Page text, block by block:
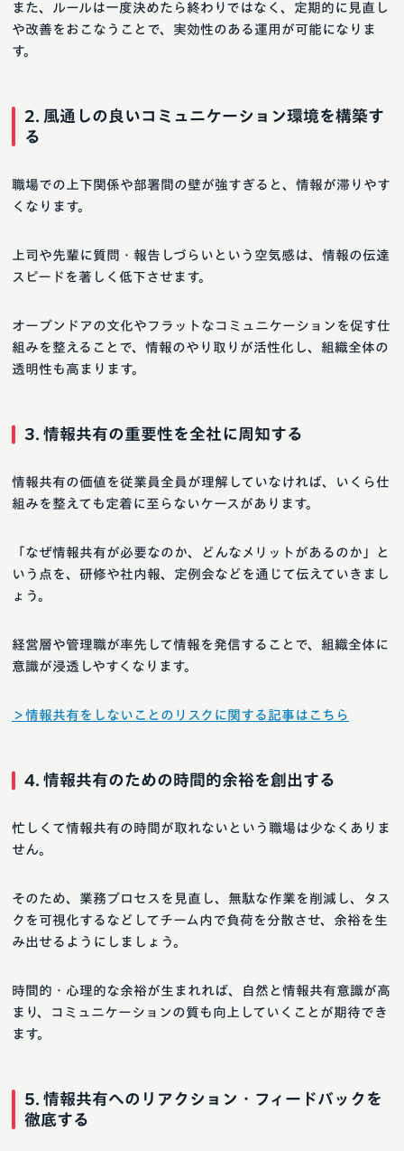
また、ルールは一度決めたら終わりではなく、定期的に見直し
や改善をおこなうことで、実効性のある運用が可能になりま
す。
2. 風通しの良いコミュニケーション環境を構築す
る
職場での上下関係や部署間の壁が強すぎると、情報が滞りやす
くなります。
上司や先輩に質問・報告しづらいという空気感は、情報の伝達
スピードを著しく低下させます。
オープンドアの文化やフラットなコミュニケーションを促す仕
組みを整えることで、情報のやり取りが活性化し、組織全体の
透明性も高まります。
3. 情報共有の重要性を全社に周知する
情報共有の価値を従業員全員が理解していなければ、いくら仕
組みを整えても定着に至らないケースがあります。
「なぜ情報共有が必要なのか、どんなメリットがあるのか」と
いう点を、研修や社内報、定例会などを通じて伝えていきまし
ょう。
経営層や管理職が率先して情報を発信することで、組織全体に
意識が浸透しやすくなります。
＞情報共有をしないことのリスクに関する記事はこちら
4. 情報共有のための時間的余裕を創出する
忙しくて情報共有の時間が取れないという職場は少なくありま
せん。
そのため、業務プロセスを見直し、無駄な作業を削減し、タス
クを可視化するなどしてチーム内で負荷を分散させ、余裕を生
み出せるようにしましょう。
時間的・心理的な余裕が生まれれば、自然と情報共有意識が高
まり、コミュニケーションの質も向上していくことが期待でき
ます。
5. 情報共有へのリアクション・フィードバックを
徹底する